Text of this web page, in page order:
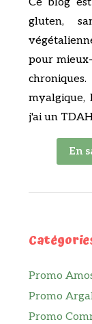
gluten,
pour
myalgique,
j'ai un
En
Promo
Promo
Promo